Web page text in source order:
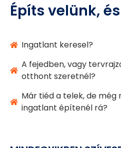
Építs velünk,
Ingatlant keresel?
A fejedben, vagy
otthont szeretnél?
Már tiéd a telek, de még
ingatlant építenél rá?